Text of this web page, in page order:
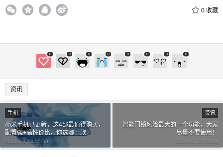
0 收藏
0 0 0 0 0 0 0 0
资讯
手机
小米手机已更新，这4部最值得购买，
配置强+高性价比，你选哪一款
2021-4-1 14:55:59
资讯
智能门锁风险最大的一个功能，大家
尽量不要使用！
2021-4-1 15:01:21